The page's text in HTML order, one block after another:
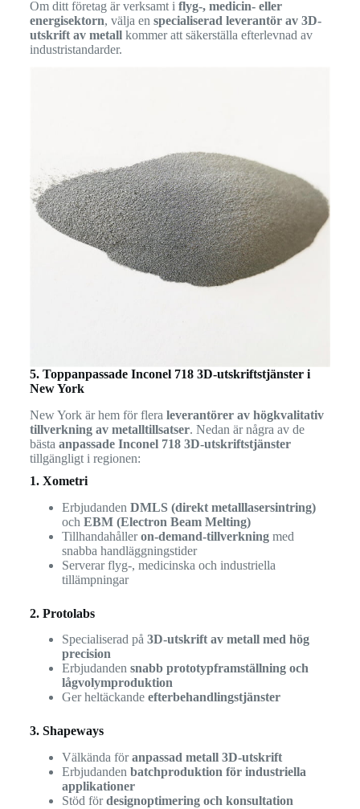
Om ditt företag är verksamt i flyg-, medicin- eller
energisektorn, välja en specialiserad leverantör av 3D-
utskrift av metallkommer att säkerställa efterlevnad av
industristandarder.
5. Toppanpassade Inconel 718 3D-utskriftstjänster i
New York
New York är hem för flera leverantörer av högkvalitativ
tillverkning av metalltillsatser. Nedan är några av de
bästa anpassade Inconel 718 3D-utskriftstjänster
tillgängligt i regionen:
1. Xometri
Erbjudanden DMLS (direkt metalllasersintring)
och EBM (Electron Beam Melting)
Tillhandahålleron-demand-tillverkningmed
snabba handläggningstider
Serverar flyg-, medicinska och industriella
tillämpningar
2. Protolabs
Specialiserad på 3D-utskrift av metall med hög
precision
Erbjudanden snabb prototypframställning och
lågvolymproduktion
Ger heltäckande efterbehandlingstjänster
3. Shapeways
Välkända föranpassad metall 3D-utskrift
Erbjudanden batchproduktion för industriella
applikationer
Stöd fördesignoptimering och konsultation